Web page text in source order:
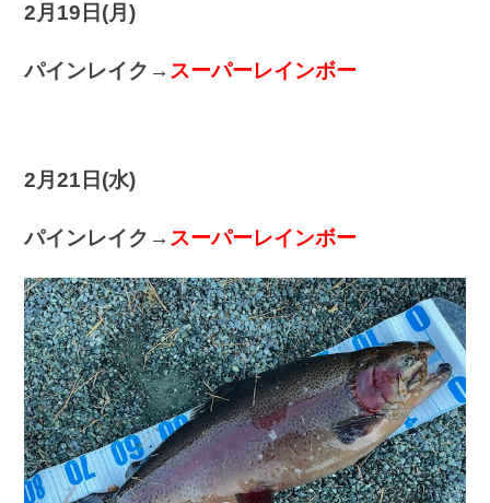
2月19日(月)
パインレイク→ スーパーレインボー
2月21日(水)
パインレイク→ スーパーレインボー